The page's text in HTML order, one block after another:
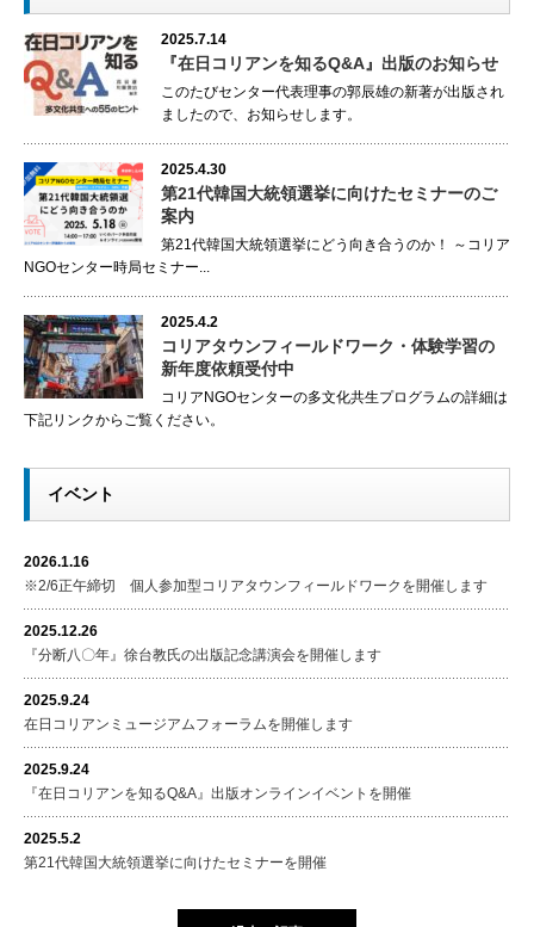
2025.7.14
『在日コリアンを知るQ&A』出版のお知らせ
このたびセンター代表理事の郭辰雄の新著が出版され
ましたので、お知らせします。
2025.4.30
第21代韓国大統領選挙に向けたセミナーのご
案内
第21代韓国大統領選挙にどう向き合うのか！ ～コリア
NGOセンター時局セミナー...
2025.4.2
コリアタウンフィールドワーク・体験学習の
新年度依頼受付中
コリアNGOセンターの多文化共生プログラムの詳細は
下記リンクからご覧ください。
イベント
2026.1.16
※2/6正午締切 個人参加型コリアタウンフィールドワークを開催します
2025.12.26
『分断八〇年』徐台教氏の出版記念講演会を開催します
2025.9.24
在日コリアンミュージアムフォーラムを開催します
2025.9.24
『在日コリアンを知るQ&A』出版オンラインイベントを開催
2025.5.2
第21代韓国大統領選挙に向けたセミナーを開催